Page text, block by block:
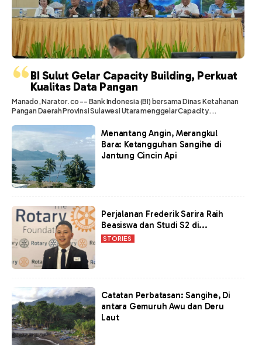
“BI Sulut Gelar Capacity Building, Perkuat
Kualitas Data Pangan
Manado, Narator.co -- Bank Indonesia (BI) bersama Dinas Ketahanan
Pangan Daerah Provinsi Sulawesi Utara menggelar Capacity...
Menantang Angin, Merangkul
Bara: Ketangguhan Sangihe di
Jantung Cincin Api
Perjalanan Frederik Sarira Raih
Beasiswa dan Studi S2 di...
STORIES
Catatan Perbatasan: Sangihe, Di
antara Gemuruh Awu dan Deru
Laut